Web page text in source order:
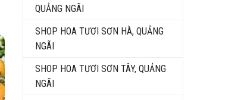
QUẢNG NGÃI
SHOP HOA TƯƠI SƠN HÀ, QUẢNG
NGÃI
SHOP HOA TƯƠI SƠN TÂY, QUẢNG
NGÃI